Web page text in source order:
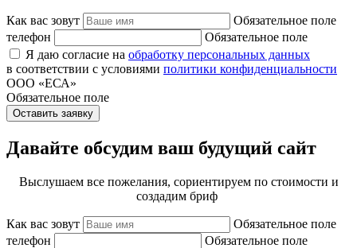
Как вас зовут
Обязательное поле
телефон
Обязательное поле
Я даю согласие на обработку персональных данных
в соответствии с условиями политики конфиденциальности
ООО «ЕСА»
Обязательное поле
Оставить заявку
Давайте обсудим ваш будущий сайт
Выслушаем все пожелания, сориентируем по стоимости и
создадим бриф
Как вас зовут
Обязательное поле
телефон
Обязательное поле